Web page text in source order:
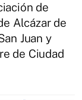
de
Alcázar de
Juan y
de Ciudad